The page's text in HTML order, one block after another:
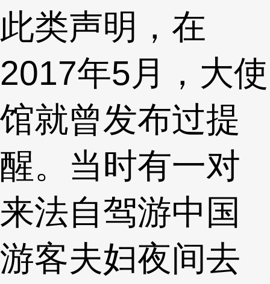
此类声明，在
2017年5月，大使
馆就曾发布过提
醒。当时有一对
来法自驾游中国
游客夫妇夜间去